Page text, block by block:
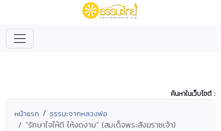
ค้นหาในเว็บไซต์ :
หน้าแรก ธรรมะจากหลวงพ่อ
"รักษาใจให้ดี ให้งดงาม" (สมเด็จพระสังฆราชเจ้า)